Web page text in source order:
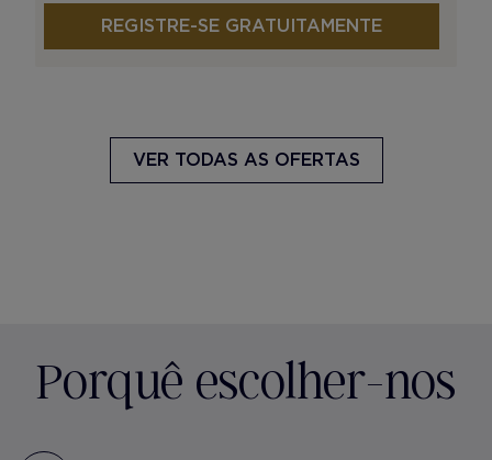
REGISTRE-SE GRATUITAMENTE
VER TODAS AS OFERTAS
Porquê escolher-nos